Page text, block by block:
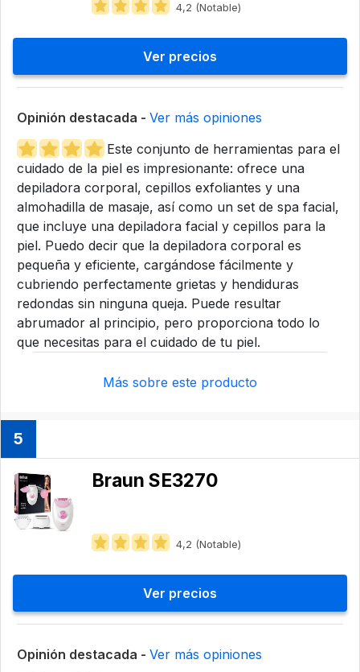
4,2 (Notable)
Ver precios
Opinión destacada - Ver más opiniones
Este conjunto de herramientas para el
cuidado de la piel es impresionante: ofrece una
depiladora corporal, cepillos exfoliantes y una
almohadilla de masaje, así como un set de spa facial,
que incluye una depiladora facial y cepillos para la
piel. Puedo decir que la depiladora corporal es
pequeña y eficiente, cargándose fácilmente y
cubriendo perfectamente grietas y hendiduras
redondas sin ninguna queja. Puede resultar
abrumador al principio, pero proporciona todo lo
que necesitas para el cuidado de tu piel.
Más sobre este producto
5
Braun SE3270
4,2 (Notable)
Ver precios
Opinión destacada - Ver más opiniones